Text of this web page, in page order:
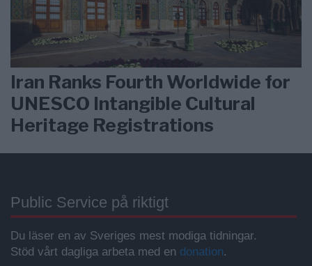
Iran Ranks Fourth Worldwide for
UNESCO Intangible Cultural
Heritage Registrations
Public Service på riktigt
Du läser en av Sveriges mest modiga tidningar.
Stöd vårt dagliga arbeta med en donation.